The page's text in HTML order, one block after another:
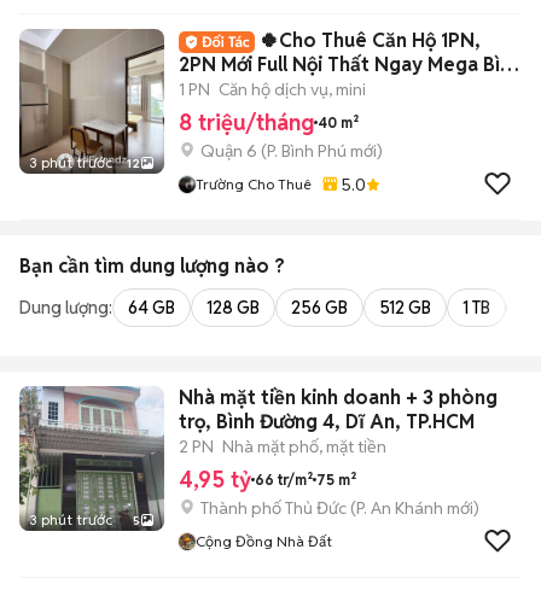
3 phút trước 12
🍀Cho Thuê Căn Hộ 1PN,
2PN Mới Full Nội Thất Ngay Mega Bình
Phú- Q6🍀
1 PN Căn hộ dịch vụ, mini
8 triệu/tháng 40 m²
Quận 6 (P. Bình Phú mới)
Trường Cho Thuê 5.0
Bạn cần tìm dung lượng nào ?
Dung lượng: 64 GB 128 GB 256 GB 512 GB 1 TB
3 phút trước 5
Nhà mặt tiền kinh doanh + 3 phòng
trọ, Bình Đường 4, Dĩ An, TP.HCM
2 PN Nhà mặt phố, mặt tiền
4,95 tỷ 66 tr/m² 75 m²
Thành phố Thủ Đức (P. An Khánh mới)
Cộng Đồng Nhà Đất